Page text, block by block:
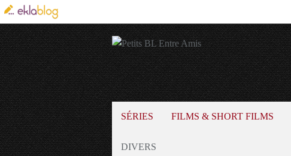
SÉRIES FILMS & SHORT FILMS
DIVERS